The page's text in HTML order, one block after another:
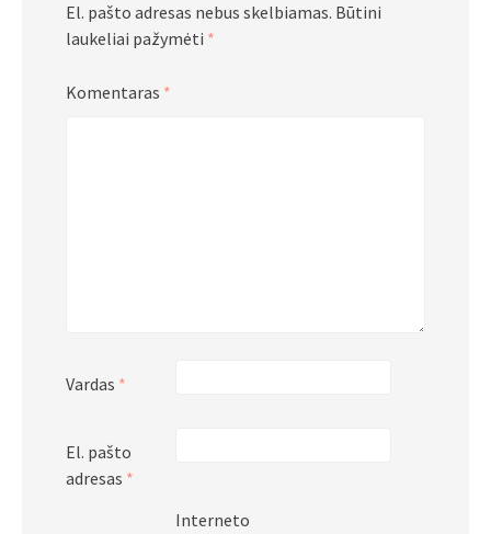
El. pašto adresas nebus skelbiamas. Būtini
laukeliai pažymėti *
Komentaras *
Vardas *
El. pašto
adresas *
Interneto